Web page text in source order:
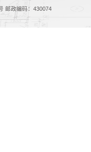
邮政编码：430074